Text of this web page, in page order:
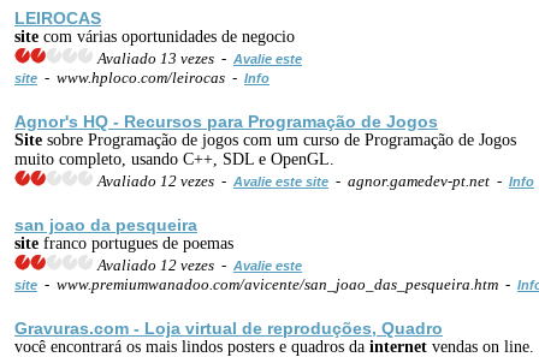
LEIROCAS
site com várias oportunidades de negocio
Avaliado 13 vezes - Avalie este
site - www.hploco.com/leirocas - Info
Agnor's HQ - Recursos para Programação de Jogos
Site sobre Programação de jogos com um curso de Programação de Jogos
muito completo, usando C++, SDL e OpenGL.
Avaliado 12 vezes - Avalie este site - agnor.gamedev-pt.net - Info
san joao da pesqueira
site franco portugues de poemas
Avaliado 12 vezes - Avalie este
site - www.premiumwanadoo.com/avicente/san_joao_das_pesqueira.htm -
Gravuras.com - Loja virtual de reproduções, Quadro
você encontrará os mais lindos posters e quadros da internet vendas on line.